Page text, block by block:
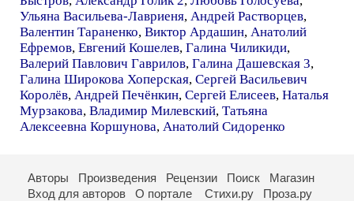
Ульяна Васильева-Лавриеня, Андрей Растворцев,
Валентин Тараненко, Виктор Ардашин, Анатолий
Ефремов, Евгений Кошелев, Галина Чиликиди,
Валерий Павлович Гаврилов, Галина Дашевская 3,
Галина Широкова Хоперская, Сергей Васильевич
Королёв, Андрей Печёнкин, Сергей Елисеев, Наталья
Мурзакова, Владимир Милевский, Татьяна
Алексеевна Коршунова, Анатолий Сидоренко
Авторы Произведения Рецензии Поиск
Магазин
Вход для авторов
О портале Стихи.ру Проза.ру